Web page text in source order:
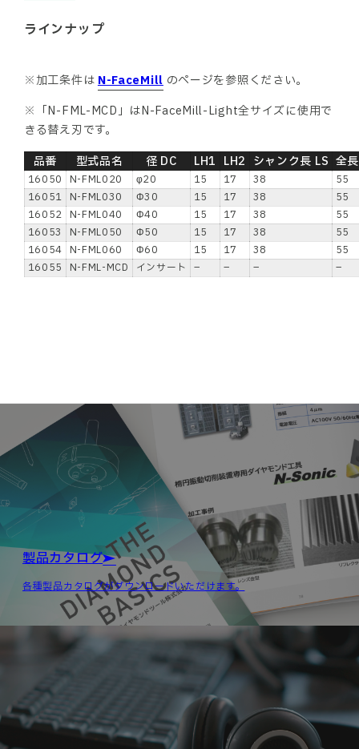
ラインナップ
※加工条件はN-FaceMillのページを参照ください。
※「N-FML-MCD」はN-FaceMill-Light全サイズに使用で
きる替え刃です。
品番
型式品名 径 DC LH1 LH2 シャンク長 LS 全
16050 N-FML020 φ20 15 17 38
55
16051
N-FML030 Φ30 15 17 38
55
16052
N-FML040 Φ40 15 17 38
55
16053
N-FML050 Φ50 15 17 38
55
16054
N-FML060 Φ60 15 17 38
55
16055
N-FML-MCD インサート – – – –
製品カタログ
各種製品カタログがダウンロードいただけます。